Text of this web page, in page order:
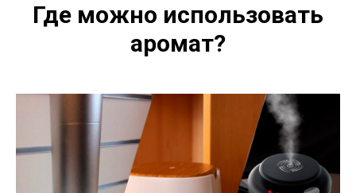
Где можно использовать
аромат?